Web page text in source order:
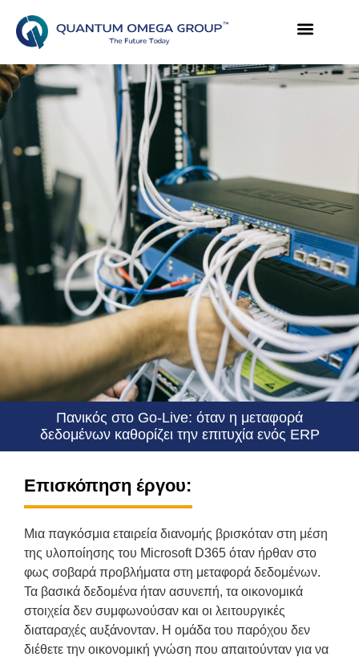
Πανικός στο Go-Live: όταν η μεταφορά
δεδομένων καθορίζει την επιτυχία ενός ERP
Επισκόπηση έργου:
Μια παγκόσμια εταιρεία διανομής βρισκόταν στη μέση
της υλοποίησης του Microsoft D365 όταν ήρθαν στο
φως σοβαρά προβλήματα στη μεταφορά δεδομένων.
Τα βασικά δεδομένα ήταν ασυνεπή, τα οικονομικά
στοιχεία δεν συμφωνούσαν και οι λειτουργικές
διαταραχές αυξάνονταν. Η ομάδα του παρόχου δεν
διέθετε την οικονομική γνώση που απαιτούνταν για να